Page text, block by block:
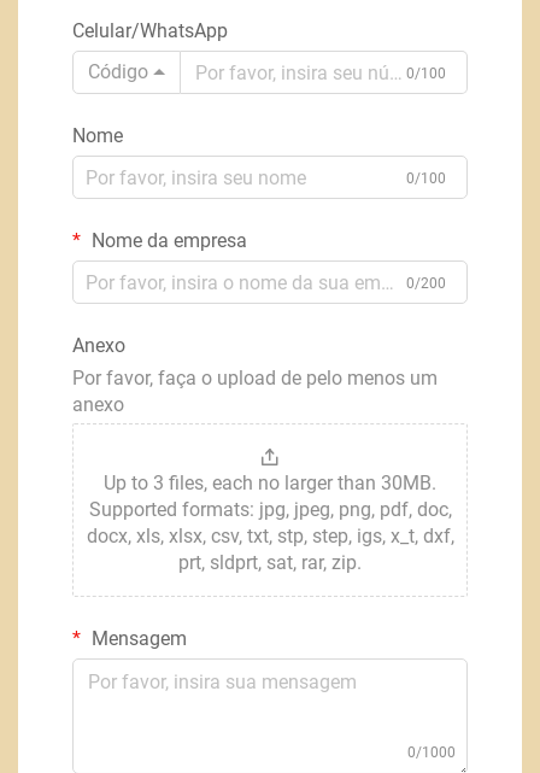
Celular/WhatsApp
Código
0/100
Nome
0/100
Nome da empresa
0/200
Anexo
Por favor, faça o upload de pelo menos um
anexo
Up to 3 files, each no larger than 30MB.
Supported formats: jpg, jpeg, png, pdf, doc,
docx, xls, xlsx, csv, txt, stp, step, igs, x_t, dxf,
prt, sldprt, sat, rar, zip.
Mensagem
0/1000